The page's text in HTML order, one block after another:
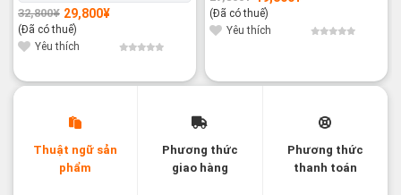
32,800¥
Giá
gốc
là:
32,800¥.
29,800¥
Giá
hiện
tại
là:
29,800¥.
(Đã có thuế)
Yêu thích
gốc
là:
27,800¥.
hiện
tại
là:
19,800¥.
(Đã có thuế)
Yêu thích
Thuật ngữ sản
phẩm
Phương thức
giao hàng
Phương thức
thanh toán